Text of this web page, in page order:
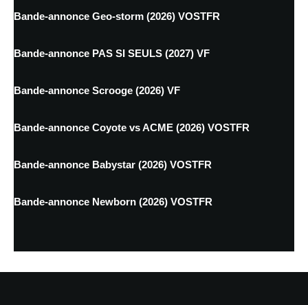
Bande-annonce Geo-storm (2026) VOSTFR
Bande-annonce PAS SI SEULS (2027) VF
Bande-annonce Scrooge (2026) VF
Bande-annonce Coyote vs ACME (2026) VOSTFR
Bande-annonce Babystar (2026) VOSTFR
Bande-annonce Newborn (2026) VOSTFR